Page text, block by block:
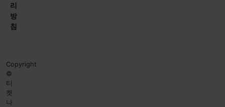
리
방
침
Copyright
©
티
켓
나